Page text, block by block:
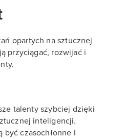
opartych na sztucznej
przyciągać, rozwijać i
talenty szybciej dzięki
inteligencji.
być czasochłonne i